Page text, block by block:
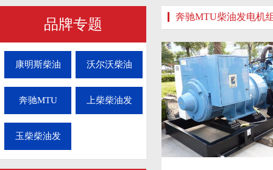
品牌专题
康明斯柴油 沃尔沃柴油
奔驰MTU 上柴柴油发
玉柴柴油发
奔驰MTU柴油发电机